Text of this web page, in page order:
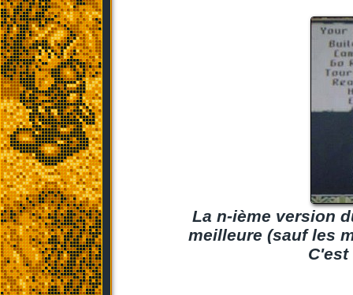
La n-ième version
meilleure (sauf les